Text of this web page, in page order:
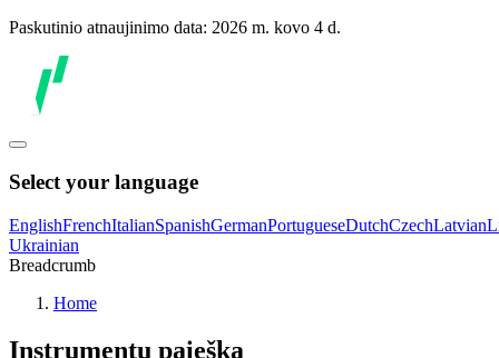
Paskutinio atnaujinimo data: 2026 m. kovo 4 d.
Select your language
EnglishFrenchItalianSpanishGermanPortugueseDutchCzechLatvian
Ukrainian
Breadcrumb
Home
Instrumentų paieška